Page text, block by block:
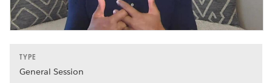
TYPE
General Session